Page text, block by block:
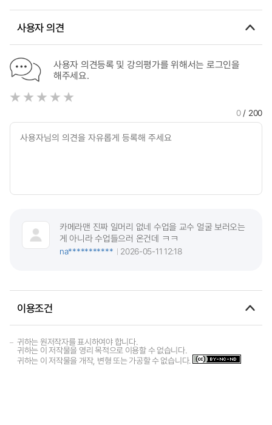
Design of Flexible Microelectronic Systems
사용자 의견
사용자 의견등록 및 강의평가를 위해서는 로그인을
해주세요.
0/ 200
카메라맨 진짜 일머리 없네 수업을 교수 얼굴 보러오는
게 아니라 수업들으러 온건데 ㅋㅋ
na***********
2026-05-11 12:18
이용조건
귀하는 원저작자를 표시하여야 합니다.
귀하는 이 저작물을 영리 목적으로 이용할 수 없습니다.
귀하는 이 저작물을 개작, 변형 또는 가공할 수 없습니다.